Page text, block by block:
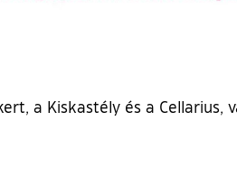
a Kiskastély és a Cellarius,